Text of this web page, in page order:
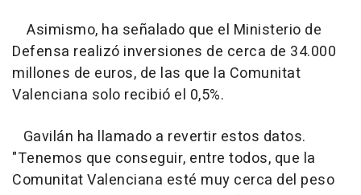
Asimismo, ha señalado que el Ministerio de
Defensa realizó inversiones de cerca de 34.000
millones de euros, de las que la Comunitat
Valenciana solo recibió el 0,5%.
Gavilán ha llamado a revertir estos datos.
"Tenemos que conseguir, entre todos, que la
Comunitat Valenciana esté muy cerca del peso